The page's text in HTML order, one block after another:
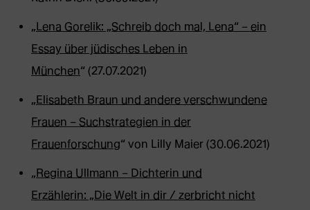
„ Lena Gorelik: „Schreib doch mal, Lena“ – ein
Essay über jüdisches Leben in
München“ (27.07.2021)
„ Elisabeth Braun und andere verschwundene
Frauen – Suchstrategien in der
Frauenforschung“ von Lilly Maier (30.06.2021)
„ Regina Ullmann – Dichterin und
Erzählerin: „Die Welt in dir / zerbricht nicht